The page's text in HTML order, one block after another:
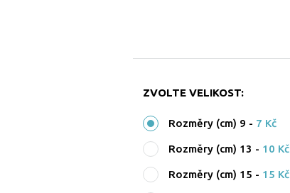
ZVOLTE VELIKOST:
Rozměry (cm) 9 - 7 Kč
Rozměry (cm) 13 - 10 Kč
Rozměry (cm) 15 - 15 Kč